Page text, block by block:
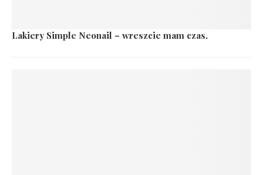
Lakiery Simple Neonail – wreszcie mam czas.